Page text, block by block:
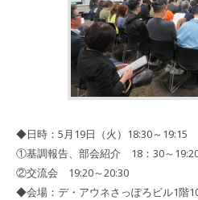
◆日時：5月19日（火）18:30～19:15
①基調報告、部会紹介 18：30～
②交流会 19:20～20:30
◆会場：デ・アウネさっぽろビル1階